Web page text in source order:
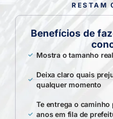
RESTAM
Benefícios de
Mostra o tamanho
Deixa claro quais
qualquer momento
Te entrega o
anos em fila de